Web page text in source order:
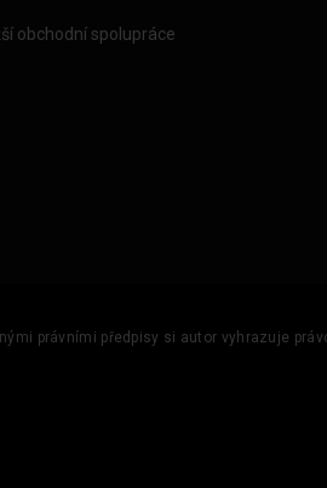
obchodní spolupráce
právními předpisy si autor vyhrazuje